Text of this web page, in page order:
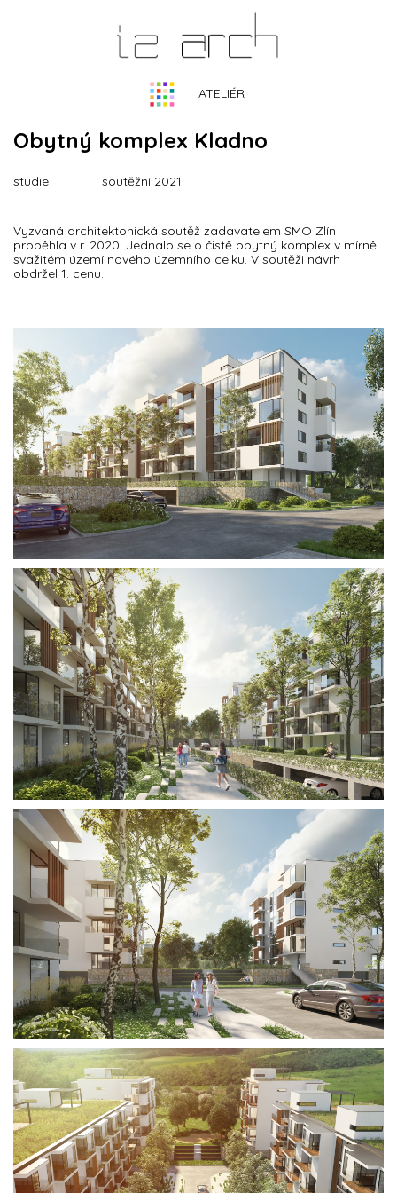
ATELIÉR
Obytný komplex Kladno
studie soutěžní 2021
Vyzvaná architektonická soutěž zadavatelem SMO Zlín
proběhla v r. 2020. Jednalo se o čistě obytný komplex v mírně
svažitém území nového územního celku. V soutěži návrh
obdržel 1. cenu.